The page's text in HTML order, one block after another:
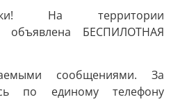
На территории
объявлена БЕСПИЛОТНАЯ
сообщениями. За
по единому телефону